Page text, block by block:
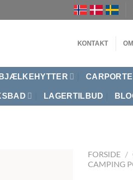
KONTAKT
BJÆLKEHYTTER CARPORTE
LAGERTILBUD
FORSIDE /
CAMPING